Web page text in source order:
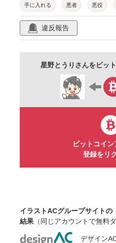
手に入れる 悪者 悪役
シンプル イラスト
違反報告
星野とうりさんをビッ
ビットコイ
登録をリ
イラストACグループサイトの
結果 （同じアカウントで無料
デザイン